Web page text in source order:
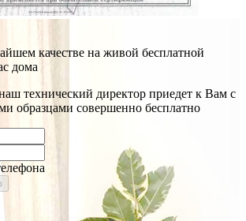
качестве на живой бесплатной
дома
технический директор приедет к Вам с
образцами совершенно бесплатно